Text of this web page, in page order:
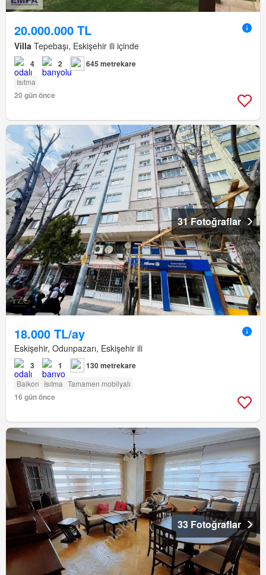
20.000.000 TL
Villa Tepebaşı, Eskişehir ili içinde
4 2 645 metrekare
Isıtma
20 gün önce
31 Fotoğraflar
18.000 TL/ay
Eskişehir, Odunpazarı, Eskişehir ili
3 1 130 metrekare
Balkon Isıtma Tamamen mobilyalı
16 gün önce
33 Fotoğraflar